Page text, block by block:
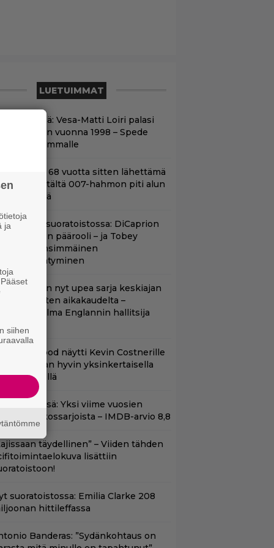
LUETUIMMAT
tv:ssä: Vesa-Matti Loiri palasi
rooliin vuonna 1998 – Spede
sivummalle
luojan 68 vuotta sitten lähettämä
löytyi – tältä 007-hahmon piti alun
näyttää
suoratoistossa: DiCaprion
päärooli – ja Tobey
ensimmäinen
on nyt upea sarja keskiajan
aikakaudelta –
julma Englannin hallitsija
VIII
Eastwood näytti Kevin Costnerille
paikan hyvin yksinkertaisella
Netflixissä: Yksi viime vuosien
rikossarjoista – IMDB-arvio 8,8
täydellinen” – Viiden tähden
lisättiin
suoratoistossa: Emilia Clarke 208
hittileffassa
Banderas: ”Sydänkohtaus on
ja
siihen